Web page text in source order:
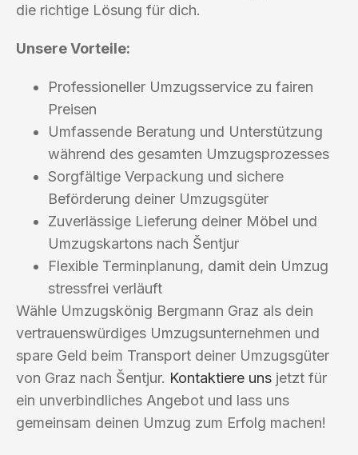
die richtige Lösung für dich.
Unsere Vorteile:
Professioneller Umzugsservice zu fairen
Preisen
Umfassende Beratung und Unterstützung
während des gesamten Umzugsprozesses
Sorgfältige Verpackung und sichere
Beförderung deiner Umzugsgüter
Zuverlässige Lieferung deiner Möbel und
Umzugskartons nach Šentjur
Flexible Terminplanung, damit dein Umzug
stressfrei verläuft
Wähle Umzugskönig Bergmann Graz als dein
vertrauenswürdiges Umzugsunternehmen und
spare Geld beim Transport deiner Umzugsgüter
von Graz nach Šentjur. Kontaktiere uns jetzt für
ein unverbindliches Angebot und lass uns
gemeinsam deinen Umzug zum Erfolg machen!